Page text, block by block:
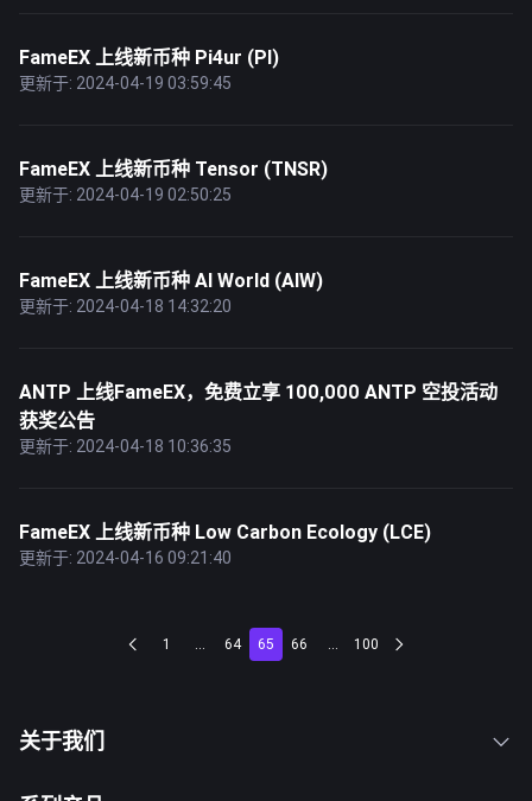
FameEX 上线新币种 Pi4ur (PI)
更新于: 2024-04-19 03:59:45
FameEX 上线新币种 Tensor (TNSR)
更新于: 2024-04-19 02:50:25
FameEX 上线新币种 AI World (AIW)
更新于: 2024-04-18 14:32:20
ANTP 上线FameEX，免费立享 100,000 ANTP 空投活动
获奖公告
更新于: 2024-04-18 10:36:35
FameEX 上线新币种 Low Carbon Ecology (LCE)
更新于: 2024-04-16 09:21:40
1 ... 64 65 66 ... 100
关于我们